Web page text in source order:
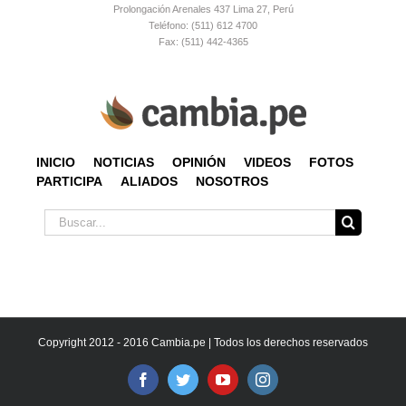
Prolongación Arenales 437 Lima 27, Perú
Teléfono: (511) 612 4700
Fax: (511) 442-4365
INICIO NOTICIAS OPINIÓN VIDEOS
FOTOS
PARTICIPA
ALIADOS NOSOTROS
Buscar:
Copyright 2012 - 2016 Cambia.pe | Todos los derechos reservados
FacebookTwitterYouTubeInstagram